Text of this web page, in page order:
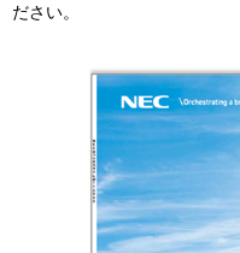
ョ
ださい。